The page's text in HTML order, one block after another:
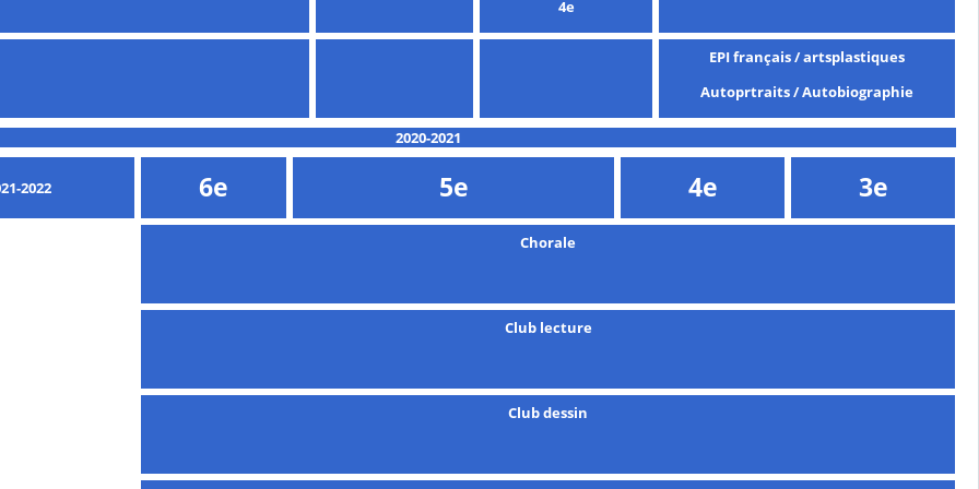
4e
EPI français / artsplastiques
Autoprtraits / Autobiographie
2020-2021
2022 6e 5e 4e 3e
Chorale
Club lecture
Club dessin